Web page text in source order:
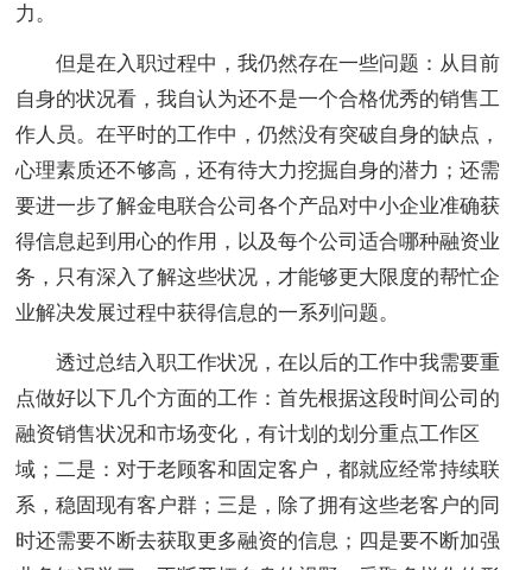
力。
但是在入职过程中，我仍然存在一些问题：从目前
自身的状况看，我自认为还不是一个合格优秀的销售工
作人员。在平时的工作中，仍然没有突破自身的缺点，
心理素质还不够高，还有待大力挖掘自身的潜力；还需
要进一步了解金电联合公司各个产品对中小企业准确获
得信息起到用心的作用，以及每个公司适合哪种融资业
务，只有深入了解这些状况，才能够更大限度的帮忙企
业解决发展过程中获得信息的一系列问题。
透过总结入职工作状况，在以后的工作中我需要重
点做好以下几个方面的工作：首先根据这段时间公司的
融资销售状况和市场变化，有计划的划分重点工作区
域；二是：对于老顾客和固定客户，都就应经常持续联
系，稳固现有客户群；三是，除了拥有这些老客户的同
时还需要不断去获取更多融资的信息；四是要不断加强